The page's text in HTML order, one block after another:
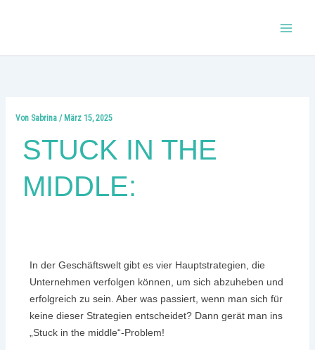
Von Sabrina/ März 15, 2025
STUCK IN THE
MIDDLE:
In der Geschäftswelt gibt es vier Hauptstrategien, die
Unternehmen verfolgen können, um sich abzuheben und
erfolgreich zu sein. Aber was passiert, wenn man sich für
keine dieser Strategien entscheidet? Dann gerät man ins
„Stuck in the middle“-Problem!